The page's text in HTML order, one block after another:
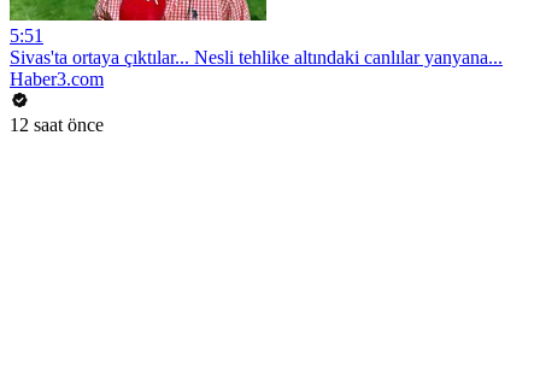
5:51
Sivas'ta ortaya çıktılar... Nesli tehlike altındaki canlılar yanyana...
Haber3.com
12 saat önce